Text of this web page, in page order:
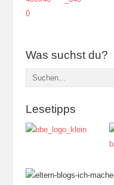
Was suchst du?
Lesetipps